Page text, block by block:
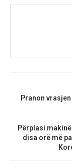
Pranon
Përplasi
disa orë më